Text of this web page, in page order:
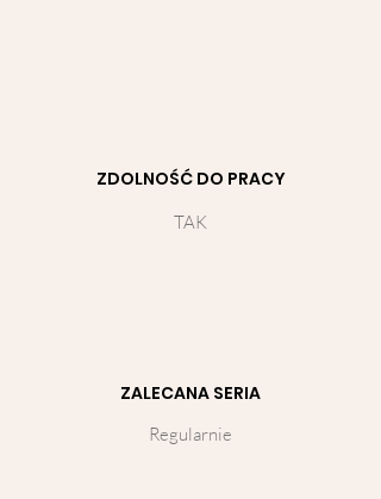
ZDOLNOŚĆ DO PRACY
TAK
ZALECANA SERIA
Regularnie